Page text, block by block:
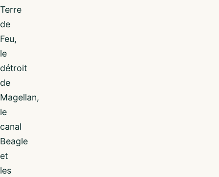
Terre
de
Feu,
le
détroit
de
Magellan,
le
canal
Beagle
et
les